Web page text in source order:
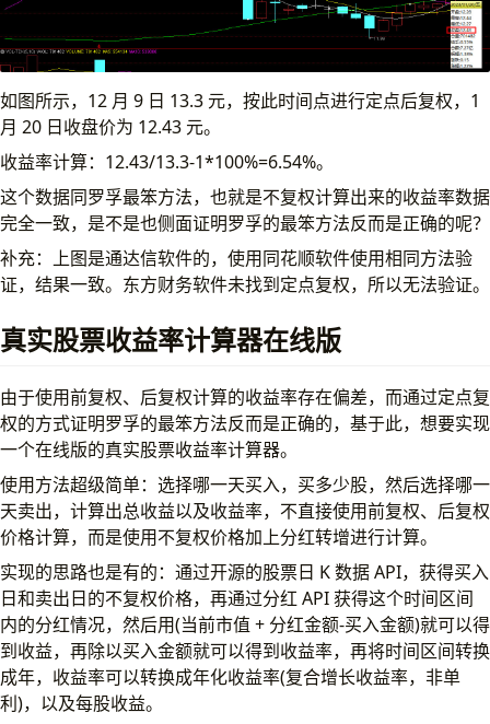
如图所示，12 月 9 日 13.3 元，按此时间点进行定点后复权，1
月 20 日收盘价为 12.43 元。
收益率计算：12.43/13.3-1*100%=6.54%。
这个数据同罗孚最笨方法，也就是不复权计算出来的收益率数据
完全一致，是不是也侧面证明罗孚的最笨方法反而是正确的呢？
补充：上图是通达信软件的，使用同花顺软件使用相同方法验
证，结果一致。东方财务软件未找到定点复权，所以无法验证。
真实股票收益率计算器在线版
由于使用前复权、后复权计算的收益率存在偏差，而通过定点复
权的方式证明罗孚的最笨方法反而是正确的，基于此，想要实现
一个在线版的真实股票收益率计算器。
使用方法超级简单：选择哪一天买入，买多少股，然后选择哪一
天卖出，计算出总收益以及收益率，不直接使用前复权、后复权
价格计算，而是使用不复权价格加上分红转增进行计算。
实现的思路也是有的：通过开源的股票日 K 数据 API，获得买入
日和卖出日的不复权价格，再通过分红 API 获得这个时间区间
内的分红情况，然后用(当前市值 + 分红金额-买入金额)就可以得
到收益，再除以买入金额就可以得到收益率，再将时间区间转换
成年，收益率可以转换成年化收益率(复合增长收益率，非单
利)，以及每股收益。